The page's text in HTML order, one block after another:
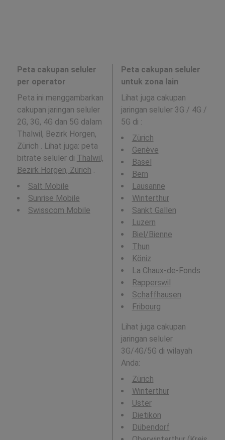
Peta cakupan seluler
per operator
Peta ini menggambarkan
cakupan jaringan seluler
2G, 3G, 4G dan 5G dalam
Thalwil, Bezirk Horgen,
Zürich . Lihat juga: peta
bitrate seluler di Thalwil,
Bezirk Horgen, Zürich .
Salt Mobile
Sunrise Mobile
Swisscom Mobile
Peta cakupan seluler
untuk zona lain
Lihat juga cakupan
jaringan seluler 3G / 4G /
5G di :
Zürich
Genève
Basel
Bern
Lausanne
Winterthur
Sankt Gallen
Luzern
Biel/Bienne
Thun
Köniz
La Chaux-de-Fonds
Rapperswil
Schaffhausen
Fribourg
Lihat juga cakupan
jaringan seluler
3G/4G/5G di wilayah
Anda:
Zürich
Winterthur
Uster
Dietikon
Dübendorf